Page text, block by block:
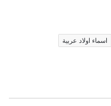
اسماء اولاد عربية